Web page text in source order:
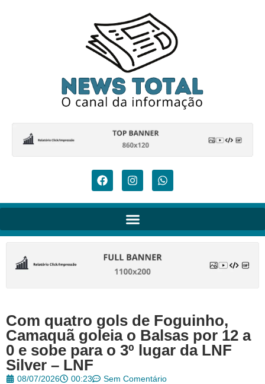
Com quatro gols de Foguinho,
Camaquã goleia o Balsas por 12 a
0 e sobe para o 3º lugar da LNF
Silver – LNF
08/07/2026 00:23 Sem Comentário